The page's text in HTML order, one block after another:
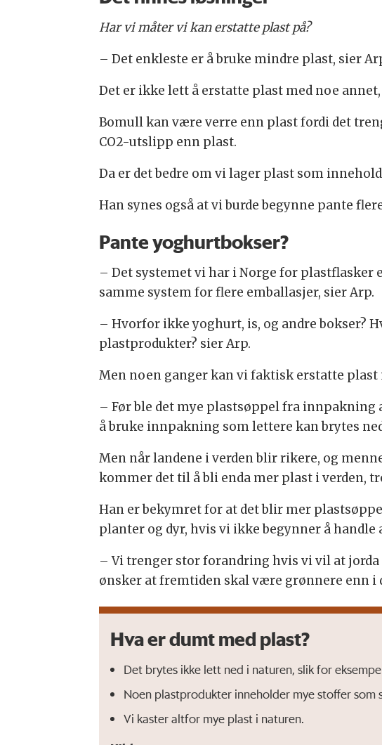
Har vi måter vi kan erstatte plast på?
– Det enkleste er å bruke mindre plast, sier
Det er ikke lett å erstatte plast med noe
Bomull kan være verre enn plast fordi det
CO2-utslipp enn plast.
Da er det bedre om vi lager plast som
Han synes også at vi burde begynne pante
Pante yoghurtbokser?
– Det systemet vi har i Norge for plastflasker
samme system for flere emballasjer, sier Arp.
– Hvorfor ikke yoghurt, is, og andre bokser?
plastprodukter? sier Arp.
Men noen ganger kan vi faktisk erstatte plast
– Før ble det mye plastsøppel fra innpakning
å bruke innpakning som lettere kan brytes
Men når landene i verden blir rikere, og
kommer det til å bli enda mer plast i verden,
Han er bekymret for at det blir mer
planter og dyr, hvis vi ikke begynner å handle
– Vi trenger stor forandring hvis vi vil at
ønsker at fremtiden skal være grønnere enn i
Hva er dumt med plast?
Det brytes ikke lett ned i naturen, slik for
Noen plastprodukter inneholder mye stoffer som
Vi kaster altfor mye plast i naturen.